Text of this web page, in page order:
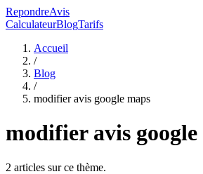
RepondreAvis
CalculateurBlogTarifs
Accueil
/
Blog
/
modifier avis google maps
modifier avis google
2 articles sur ce thème.